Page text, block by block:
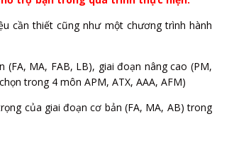
cần thiết cũng như một chương trình hành
(FA, MA, FAB, LB), giai đoạn nâng cao (PM,
trong 4 môn APM, ATX, AAA, AFM)
của giai đoạn cơ bản (FA, MA, AB) trong